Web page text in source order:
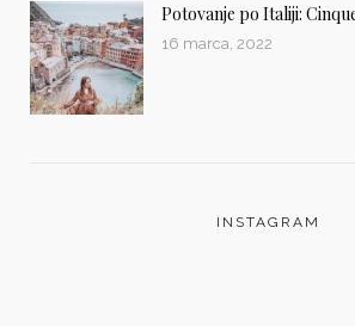
Potovanje po Italiji:
16 marca, 2022
INSTAGRAM